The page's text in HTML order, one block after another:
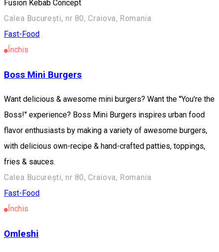
Fusion Kebab Concept
Calea București, nr 80, Craiova, Romania
Fast-Food
Închis
Boss Mini Burgers
Want delicious & awesome mini burgers? Want the ''You're the
Boss!'' experience? Boss Mini Burgers inspires urban food
flavor enthusiasts by making a variety of awesome burgers,
with delicious own-recipe & hand-crafted patties, toppings,
fries & sauces.
Calea București, nr 80, Craiova, Romania
Fast-Food
Închis
Omleshi